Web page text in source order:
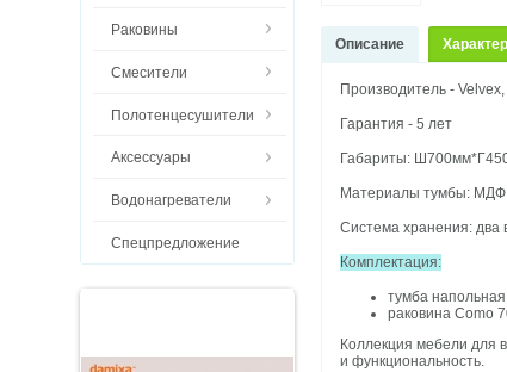
Раковины
Смесители
Полотенцесушители
Аксессуары
Водонагреватели
Спецпредложение
Описание
Производитель -
Гарантия - 5 лет
Габариты:
Материалы тумбы: МДФ,
Система хранения:
Комплектация:
тумба
раковина Como
Коллекция мебели для
и функциональность.